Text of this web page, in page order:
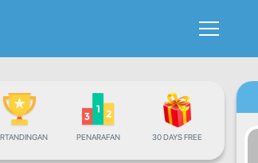
PENARAFAN 30 DAYS FREE